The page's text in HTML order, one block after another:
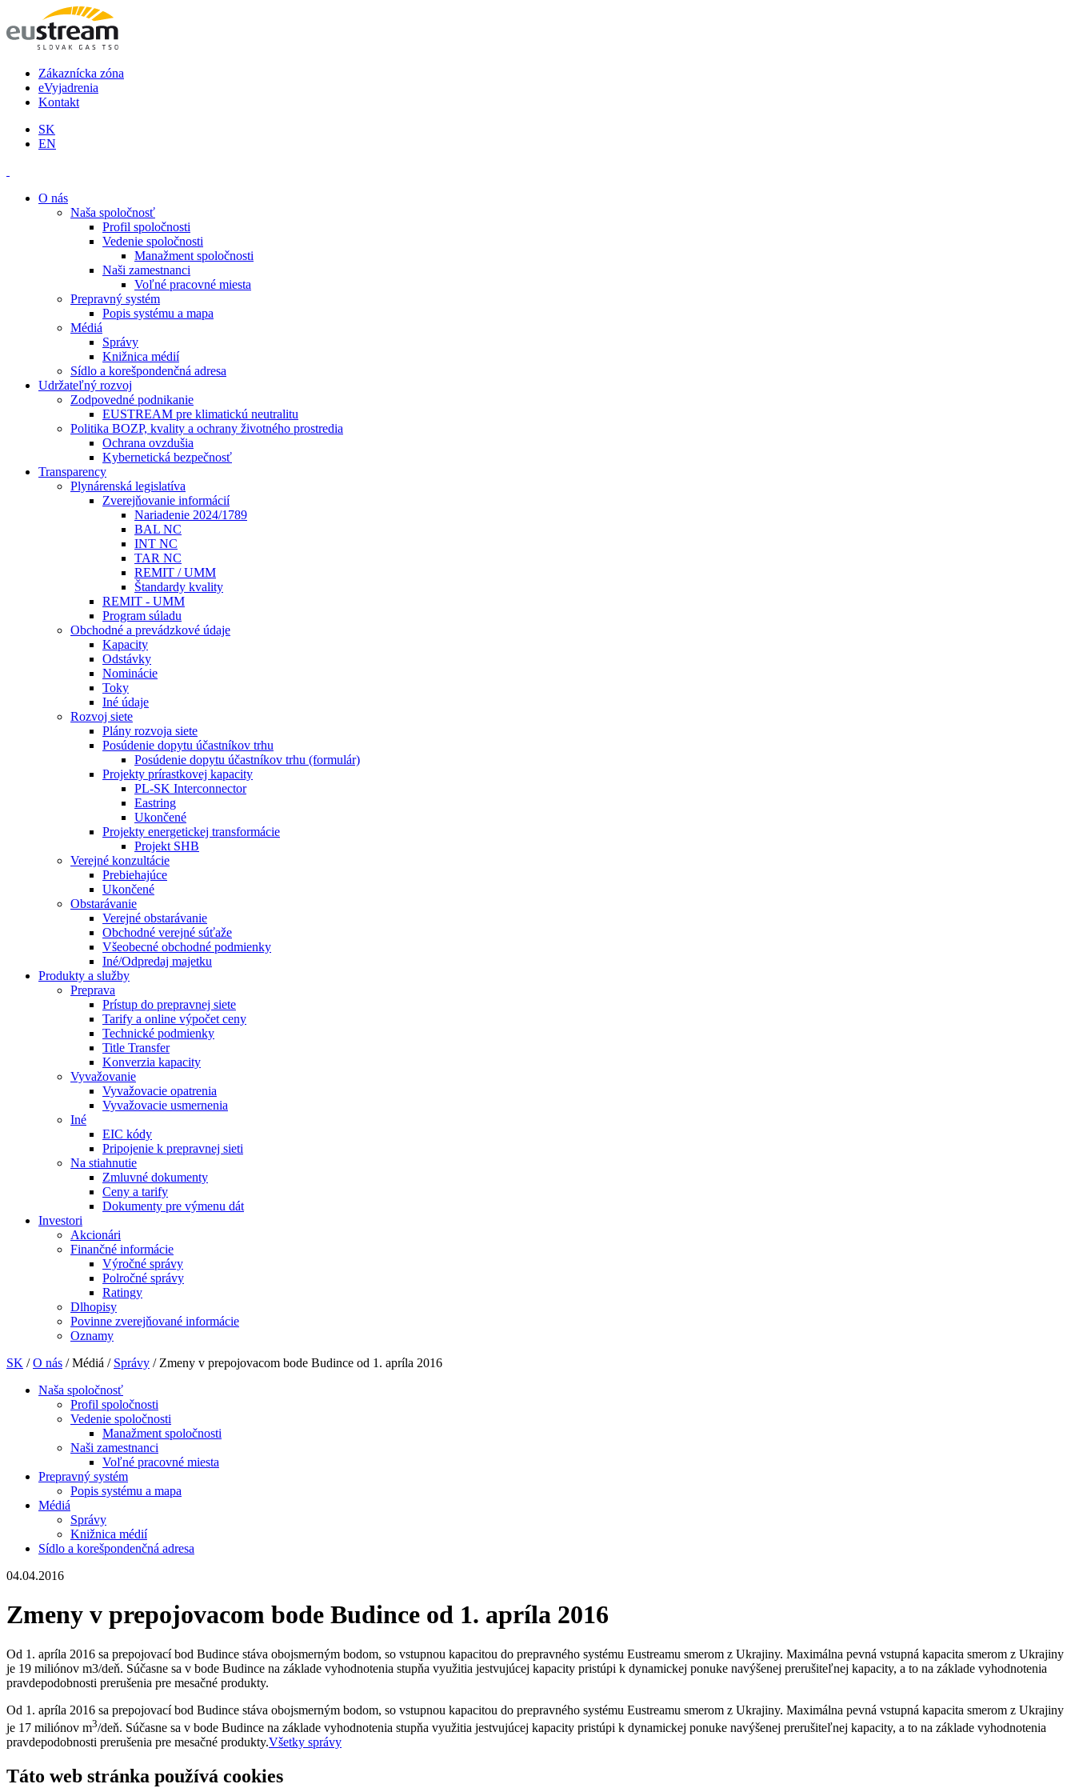
Zákaznícka zóna
eVyjadrenia
Kontakt
SK
EN
O nás
Naša spoločnosť
Profil spoločnosti
Vedenie spoločnosti
Manažment spoločnosti
Naši zamestnanci
Voľné pracovné miesta
Prepravný systém
Popis systému a mapa
Médiá
Správy
Knižnica médií
Sídlo a korešpondenčná adresa
Udržateľný rozvoj
Zodpovedné podnikanie
EUSTREAM pre klimatickú neutralitu
Politika BOZP, kvality a ochrany životného prostredia
Ochrana ovzdušia
Kybernetická bezpečnosť
Transparency
Plynárenská legislatíva
Zverejňovanie informácií
Nariadenie 2024/1789
BAL NC
INT NC
TAR NC
REMIT / UMM
Štandardy kvality
REMIT - UMM
Program súladu
Obchodné a prevádzkové údaje
Kapacity
Odstávky
Nominácie
Toky
Iné údaje
Rozvoj siete
Plány rozvoja siete
Posúdenie dopytu účastníkov trhu
Posúdenie dopytu účastníkov trhu (formulár)
Projekty prírastkovej kapacity
PL-SK Interconnector
Eastring
Ukončené
Projekty energetickej transformácie
Projekt SHB
Verejné konzultácie
Prebiehajúce
Ukončené
Obstarávanie
Verejné obstarávanie
Obchodné verejné súťaže
Všeobecné obchodné podmienky
Iné/Odpredaj majetku
Produkty a služby
Preprava
Prístup do prepravnej siete
Tarify a online výpočet ceny
Technické podmienky
Title Transfer
Konverzia kapacity
Vyvažovanie
Vyvažovacie opatrenia
Vyvažovacie usmernenia
Iné
EIC kódy
Pripojenie k prepravnej sieti
Na stiahnutie
Zmluvné dokumenty
Ceny a tarify
Dokumenty pre výmenu dát
Investori
Akcionári
Finančné informácie
Výročné správy
Polročné správy
Ratingy
Dlhopisy
Povinne zverejňované informácie
Oznamy
SK / O nás /Médiá / Správy /Zmeny v prepojovacom bode Budince od 1. apríla 2016
Naša spoločnosť
Profil spoločnosti
Vedenie spoločnosti
Manažment spoločnosti
Naši zamestnanci
Voľné pracovné miesta
Prepravný systém
Popis systému a mapa
Médiá
Správy
Knižnica médií
Sídlo a korešpondenčná adresa
04.04.2016
Zmeny v prepojovacom bode Budince od 1. apríla 2016
Od 1. apríla 2016 sa prepojovací bod Budince stáva obojsmerným bodom, so vstupnou kapacitou do prepravného systému Eustreamu smerom z Ukrajiny. Maximálna pevná vstupná kapacita smerom z Ukrajiny
je 19 miliónov m3/deň. Súčasne sa v bode Budince na základe vyhodnotenia stupňa využitia jestvujúcej kapacity pristúpi k dynamickej ponuke navýšenej prerušiteľnej kapacity, a to na základe vyhodnotenia
pravdepodobnosti prerušenia pre mesačné produkty.
Od 1. apríla 2016 sa prepojovací bod Budince stáva obojsmerným bodom, so vstupnou kapacitou do prepravného systému Eustreamu smerom z Ukrajiny. Maximálna pevná vstupná kapacita smerom z Ukrajiny
je 17 miliónov m3/deň. Súčasne sa v bode Budince na základe vyhodnotenia stupňa využitia jestvujúcej kapacity pristúpi k dynamickej ponuke navýšenej prerušiteľnej kapacity, a to na základe vyhodnotenia
pravdepodobnosti prerušenia pre mesačné produkty.Všetky správy
Táto web stránka používá cookies